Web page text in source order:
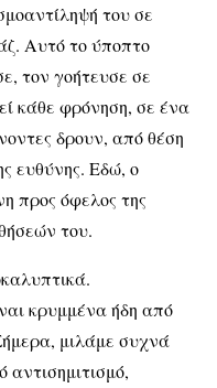
του σε
Αυτό το ύποπτο
τον γοήτευσε σε
κάθε φρόνηση, σε ένα
δρουν, από θέση
ευθύνης. Εδώ, ο
προς όφελος της
του.
κρυμμένα ήδη από
μιλάμε συχνά
αντισημιτισμό,